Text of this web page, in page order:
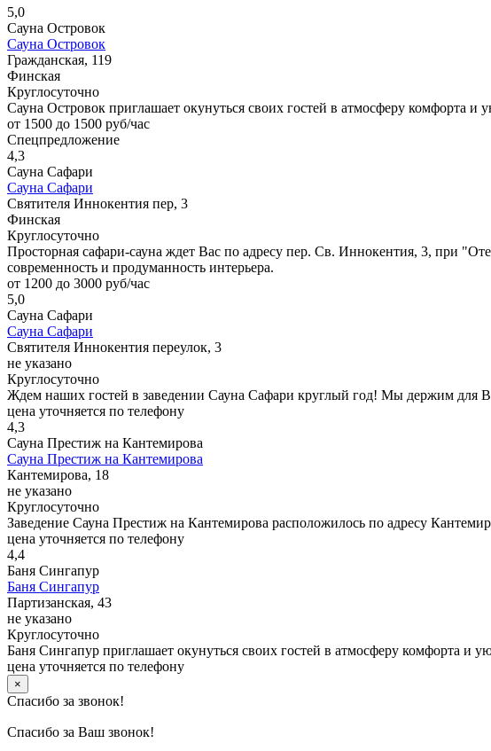
5,0
Сауна Островок
Сауна Островок
Гражданская, 119
Финская
Круглосуточно
Сауна Островок приглашает окунуться своих гостей в атмосферу комфорта
от 1500 до 1500 руб/час
Спецпредложение
4,3
Сауна Сафари
Сауна Сафари
Святителя Иннокентия пер, 3
Финская
Круглосуточно
Просторная сафари-сауна ждет Вас по адресу пер. Св. Иннокентия, 3, при
современность и продуманность интерьера.
от 1200 до 3000 руб/час
5,0
Сауна Сафари
Сауна Сафари
Святителя Иннокентия переулок, 3
не указано
Круглосуточно
Ждем наших гостей в заведении Сауна Сафари круглый год! Мы держим для
цена уточняется по телефону
4,3
Сауна Престиж на Кантемирова
Сауна Престиж на Кантемирова
Кантемирова, 18
не указано
Круглосуточно
Заведение Сауна Престиж на Кантемирова расположилось по адресу
цена уточняется по телефону
4,4
Баня Сингапур
Баня Сингапур
Партизанская, 43
не указано
Круглосуточно
Баня Сингапур приглашает окунуться своих гостей в атмосферу комфорта и
цена уточняется по телефону
×
Спасибо за звонок!
Спасибо за Ваш звонок!